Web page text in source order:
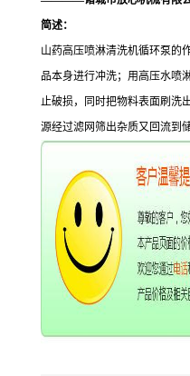
简述：
山药高压喷淋清洗机循环泵的
品本身进行冲洗；用高压水喷
止破损，同时把物料表面刷洗
源经过滤网筛出杂质又回流到